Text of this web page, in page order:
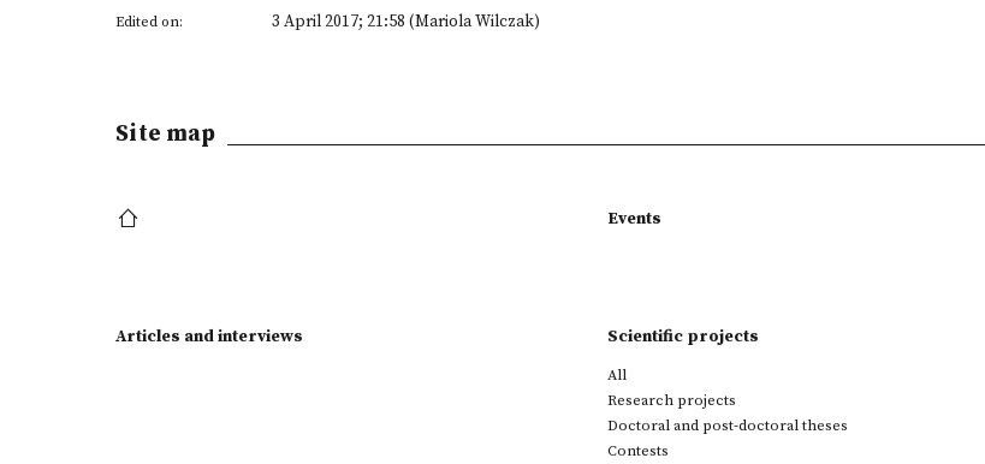
Edited on: 3 April 2017; 21:58 (Mariola Wilczak)
Site map
Events
Articles and interviews Scientific projects
All
Research projects
Doctoral and post-doctoral theses
Contests